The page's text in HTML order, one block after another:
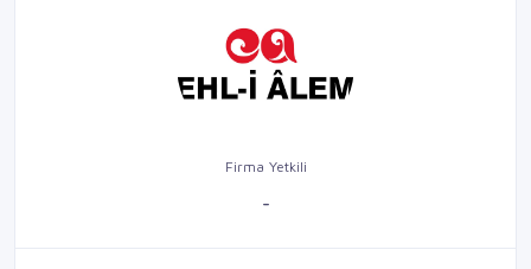
Firma Yetkili
-